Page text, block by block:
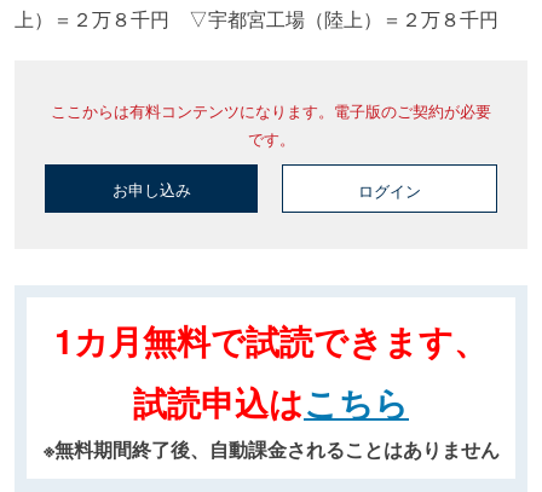
上）＝２万８千円 ▽宇都宮工場（陸上）＝２万８千円
ここからは有料コンテンツになります。電子版のご契約が必要
です。
お申し込み ログイン
1カ月無料で試読できます、
試読申込はこちら
※無料期間終了後、自動課金されることはありません